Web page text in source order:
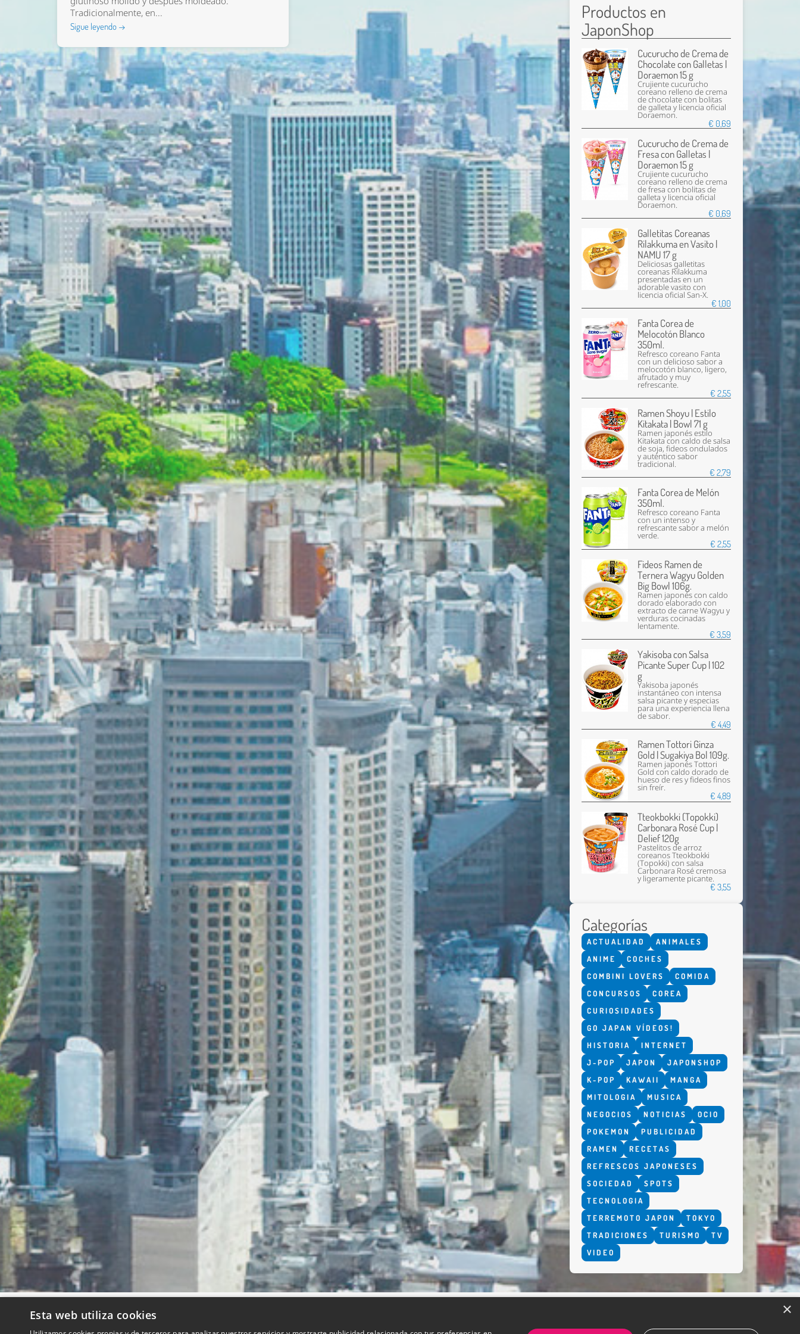
Tradicionalmente, en...
Sigue leyendo →
Productos en
JaponShop
Cucurucho de Crema de
Chocolate con Galletas |
Doraemon 15 g
Crujiente cucurucho
coreano relleno de crema
de chocolate con bolitas
de galleta y licencia oficial
Doraemon.
€ 0,69
Cucurucho de Crema de
Fresa con Galletas |
Doraemon 15 g
Crujiente cucurucho
coreano relleno de crema
de fresa con bolitas de
galleta y licencia oficial
Doraemon.
€ 0,69
Galletitas Coreanas
Rilakkuma en Vasito |
NAMU 17 g
Deliciosas galletitas
coreanas Rilakkuma
presentadas en un
adorable vasito con
licencia oficial San-X.
€ 1,00
Fanta Corea de
Melocotón Blanco
350ml.
Refresco coreano Fanta
con un delicioso sabor a
melocotón blanco, ligero,
afrutado y muy
refrescante.
€ 2,55
Ramen Shoyu | Estilo
Kitakata | Bowl 71 g
Ramen japonés estilo
Kitakata con caldo de salsa
de soja, fideos ondulados
y auténtico sabor
tradicional.
€ 2,79
Fanta Corea de Melón
350ml.
Refresco coreano Fanta
con un intenso y
refrescante sabor a melón
verde.
€ 2,55
Fideos Ramen de
Ternera Wagyu Golden
Big Bowl 106g.
Ramen japonés con caldo
dorado elaborado con
extracto de carne Wagyu y
verduras cocinadas
lentamente.
€ 3,59
Yakisoba con Salsa
Picante Super Cup | 102
g
Yakisoba japonés
instantáneo con intensa
salsa picante y especias
para una experiencia llena
de sabor.
€ 4,49
Ramen Tottori Ginza
Gold | Sugakiya Bol 109g.
Ramen japonés Tottori
Gold con caldo dorado de
hueso de res y fideos finos
sin freír.
€ 4,89
Tteokbokki (Topokki)
Carbonara Rosé Cup |
Delief 120g
Pastelitos de arroz
coreanos Tteokbokki
(Topokki) con salsa
Carbonara Rosé cremosa
y ligeramente picante.
€ 3,55
Categorías
ACTUALIDAD
ANIMALES
ANIME
COCHES
COMBINI LOVERS
COMIDA
CONCURSOS
COREA
CURIOSIDADES
GO JAPAN VÍDEOS!
HISTORIA
INTERNET
J-POP
JAPON
JAPONSHOP
K-POP
KAWAII
MANGA
MITOLOGIA
MUSICA
NEGOCIOS
NOTICIAS
OCIO
POKEMON
PUBLICIDAD
RAMEN
RECETAS
REFRESCOS JAPONESES
SOCIEDAD
SPOTS
TECNOLOGIA
TERREMOTO JAPON
TOKYO
TRADICIONES
TURISMO
TV
VIDEO
×
Esta web utiliza cookies